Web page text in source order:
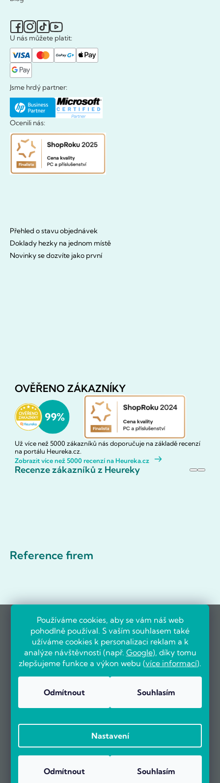
Používáme cookies, aby se vám náš web
pohodlně používal. S vaším souhlasem také
užíváme cookies k personalizaci reklam a k
analýze návštěvnosti (např. Google), díky tomu
zlepšujeme funkce a výkon webu (více informací).
Odmítnout Souhlasím
Nastavení
Odmítnout Souhlasím
U nás můžete platit:
Jsme hrdý partner:
Ocenili nás:
Přehled o stavu objednávek
Doklady hezky na jednom místě
Novinky se dozvíte jako první
OVĚŘENO ZÁKAZNÍKY
Už více než 5000 zákazníků nás doporučuje na základě recenzí
na portálu Heureka.cz.
Zobrazit více než 5000 recenzí na Heureka.cz
Recenze zákazníků z Heureky
Reference firem